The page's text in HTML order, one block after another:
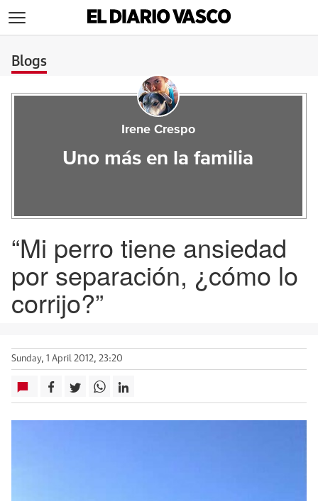
Blogs
Irene Crespo
Uno más en la familia
“Mi perro tiene ansiedad
por separación, ¿cómo lo
corrijo?”
Sunday, 1 April 2012, 23:20